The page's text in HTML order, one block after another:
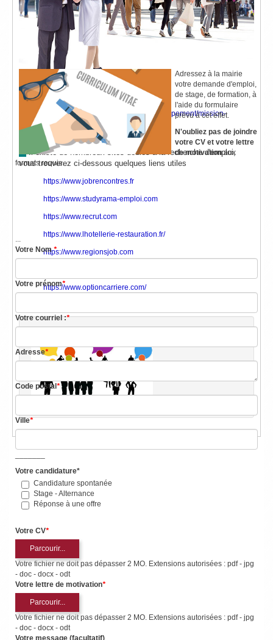
Pôle Emploi de Poissy
--- Les Missions Locales Intercommunales
http://www.missionlocale78.fr/
https://www.chanteloup-les-vignes.fr/equipement/mission-
localeintercommunale
http://www.mission-locale-mantois.com
Il existe de nombreux sites dédiés à la recherche d'emploi,
vous trouverez ci-dessous quelques liens utiles
https://www.jobrencontres.fr
https://www.studyrama-emploi.com
https://www.recrut.com
https://www.lhotellerie-restauration.fr/
https://www.regionsjob.com
https://www.optioncarriere.com/
Adressez à la mairie
votre demande d'emploi,
de stage, de formation, à
l'aide du formulaire
prévu à cet effet.
N'oubliez pas de joindre
votre CV et votre lettre
de motivationaux
formats requis.
...
Votre Nom*
Votre prénom*
Votre courriel :*
Adresse*
Code postal *
Ville*
Votre candidature*
Candidature spontanée
Stage - Alternance
Réponse à une offre
Votre CV*
Parcourir...
Votre fichier ne doit pas dépasser 2 MO. Extensions autorisées : pdf - jpg
- doc - docx - odt
Votre lettre de motivation*
Parcourir...
Votre fichier ne doit pas dépasser 2 MO. Extensions autorisées : pdf - jpg
- doc - docx - odt
Votre message (facultatif)